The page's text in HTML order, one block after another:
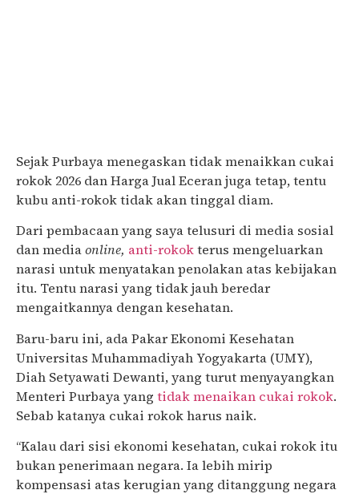
Sejak Purbaya menegaskan tidak menaikkan cukai
rokok 2026 dan Harga Jual Eceran juga tetap, tentu
kubu anti-rokok tidak akan tinggal diam.
Dari pembacaan yang saya telusuri di media sosial
dan mediaonline, anti-rokokterus mengeluarkan
narasi untuk menyatakan penolakan atas kebijakan
itu. Tentu narasi yang tidak jauh beredar
mengaitkannya dengan kesehatan.
Baru-baru ini, ada Pakar Ekonomi Kesehatan
Universitas Muhammadiyah Yogyakarta (UMY),
Diah Setyawati Dewanti, yang turut menyayangkan
Menteri Purbaya yang tidak menaikan cukai rokok.
Sebab katanya cukai rokok harus naik.
“Kalau dari sisi ekonomi kesehatan, cukai rokok itu
bukan penerimaan negara. Ia lebih mirip
kompensasi atas kerugian yang ditanggung negara